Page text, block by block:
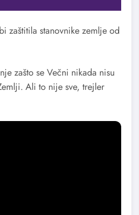
zaštitila stanovnike zemlje od
zašto se Večni nikada nisu
Ali to nije sve, trejler